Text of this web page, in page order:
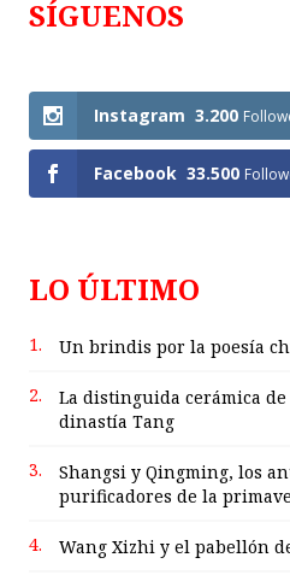
SÍGUENOS
Instagram 3.200
Facebook 33.500
LO ÚLTIMO
1. Un brindis por la poesía
2.
La distinguida cerámica
dinastía Tang
3.
Shangsi y Qingming, los
purificadores de la
4. Wang Xizhi y el pabellón